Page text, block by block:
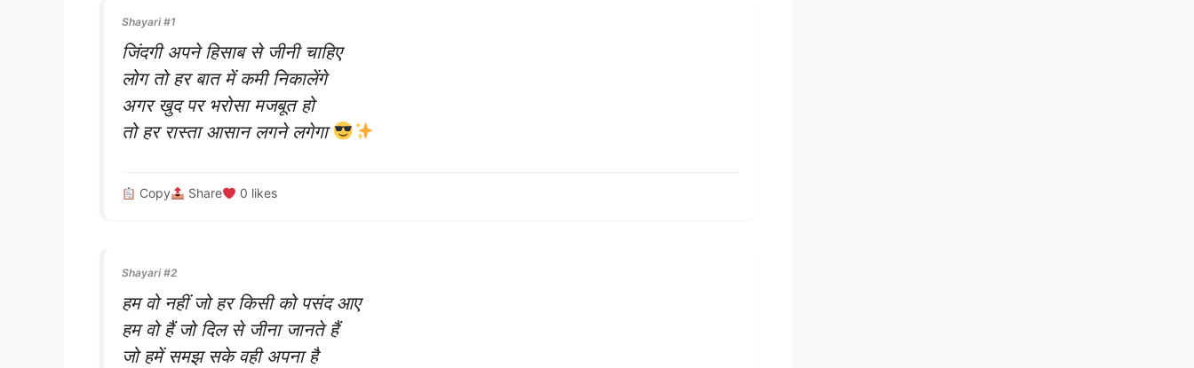
Shayari #1
जिंदगी अपने हिसाब से जीनी चाहिए
लोग तो हर बात में कमी निकालेंगे
अगर खुद पर भरोसा मजबूत हो
तो हर रास्ता आसान लगने लगेगा
Copy Share 0 likes
Shayari #2
हम वो नहीं जो हर किसी को पसंद आए
हम वो हैं जो दिल से जीना जानते हैं
जो हमें समझ सके वही अपना है